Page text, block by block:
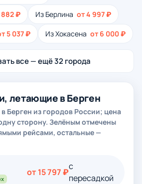
882 ₽ Из Берлина от 4 997 ₽
5 037 ₽ Из Хокасена от 6 000 ₽
все — ещё 32 города
летающие в Берген
Берген из городов России; цена
сторону. Зелёным отмечены
рейсами, остальные —
от 15 797 ₽
с
пересадкой